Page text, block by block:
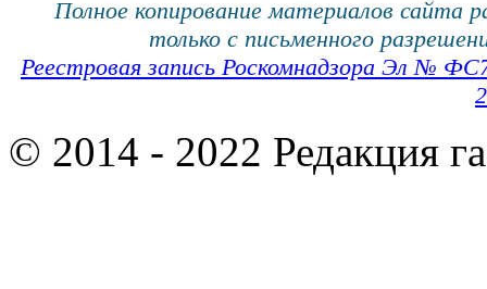
Полное копирование материалов сайта
только с письменного
Реестровая запись Роскомнадзора Эл №
© 2014 - 2022 Редакция